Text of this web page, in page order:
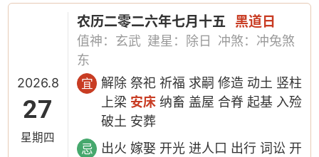
2026.8
27
星期四
农历二零二六年七月十五 黑道日
值神：玄武 建星：除日
冲煞：冲兔煞
东
宜
解除 祭祀 祈福 求嗣 修造 动土 竖柱
上梁 安床 纳畜 盖屋 合脊 起基 入殓
破土 安葬
忌
出火 嫁娶 开光 进人口 出行 词讼 开